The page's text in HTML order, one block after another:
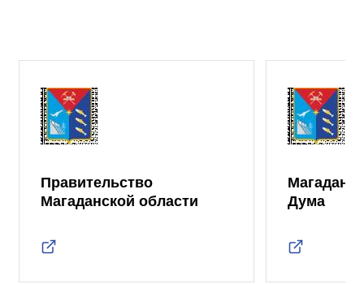
Правительство
Магаданской области
Дума